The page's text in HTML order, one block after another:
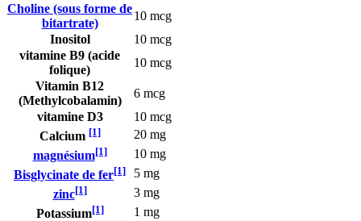
Choline (sous forme de
bitartrate)
10 mcg
Inositol
10 mcg
vitamine B9 (acide
folique)
10 mcg
Vitamin B12
(Methylcobalamin)
6 mcg
vitamine D3
10 mcg
Calcium [1]
20 mg
magnésium[1]
10 mg
Bisglycinate de fer[1]
5 mg
zinc[1]
3 mg
Potassium[1]
1 mg